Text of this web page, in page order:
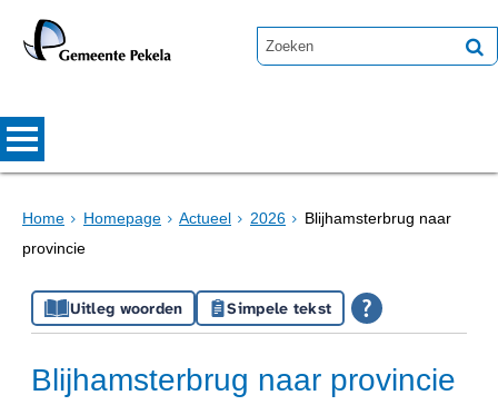
Home Homepage Actueel 2026
Blijhamsterbrug naar
provincie
Uitleg woorden Simpele tekst
Blijhamsterbrug naar provincie